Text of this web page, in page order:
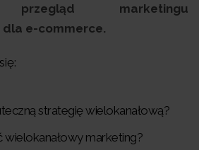
przegląd marketingu
e-commerce.
strategię wielokanałową?
wielokanałowy marketing?